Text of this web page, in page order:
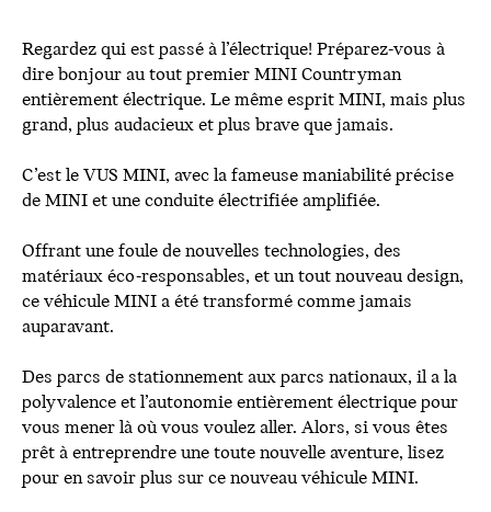
Regardez qui est passé à l’électrique! Préparez-vous à
dire bonjour au tout premier MINI Countryman
entièrement électrique. Le même esprit MINI, mais plus
grand, plus audacieux et plus brave que jamais.
C’est le VUS MINI, avec la fameuse maniabilité précise
de MINI et une conduite électrifiée amplifiée.
Offrant une foule de nouvelles technologies, des
matériaux éco-responsables, et un tout nouveau design,
ce véhicule MINI a été transformé comme jamais
auparavant.
Des parcs de stationnement aux parcs nationaux, il a la
polyvalence et l’autonomie entièrement électrique pour
vous mener là où vous voulez aller. Alors, si vous êtes
prêt à entreprendre une toute nouvelle aventure, lisez
pour en savoir plus sur ce nouveau véhicule MINI.